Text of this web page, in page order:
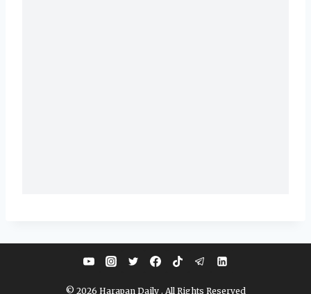
© 2026 Harapan Daily . All Rights Reserved